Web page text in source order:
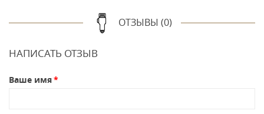
ОТЗЫВЫ (0)
НАПИСАТЬ ОТЗЫВ
Ваше имя